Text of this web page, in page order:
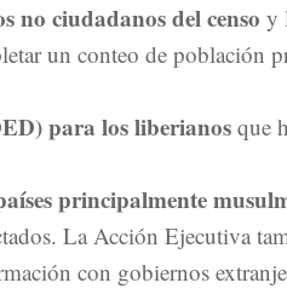
no ciudadanos del censo y
un conteo de población
para los liberianos que
principalmente
La Acción Ejecutiva
con gobiernos